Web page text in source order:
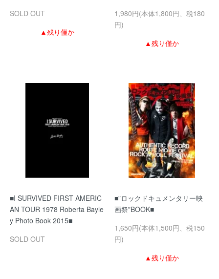
SOLD OUT
▲残り僅か
1,980円(本体1,800円、税180
円)
▲残り僅か
■I SURVIVED FIRST AMERIC
AN TOUR 1978 Roberta Bayle
y Photo Book 2015■
SOLD OUT
■"ロックドキュメンタリー映
画祭"BOOK■
1,650円(本体1,500円、税150
円)
▲残り僅か